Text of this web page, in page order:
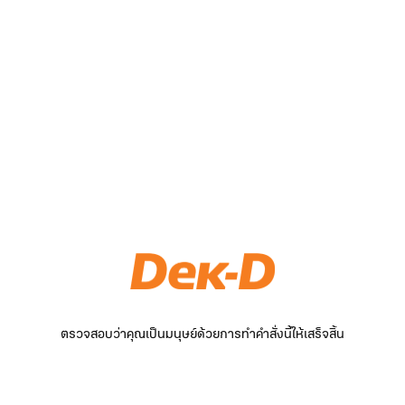
ตรวจสอบว่าคุณเป็นมนุษย์ด้วยการทำคำสั่งนี้ให้เสร็จสิ้น